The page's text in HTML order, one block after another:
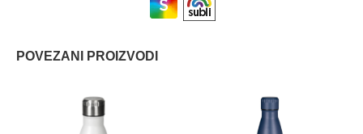
POVEZANI PROIZVODI